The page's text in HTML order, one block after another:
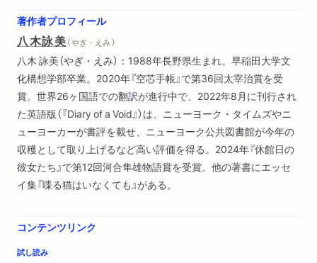
著作者プロフィール
八木詠美（ やぎ・えみ ）
八木 詠美（やぎ・えみ）：1988年長野県生まれ。早稲田大学文
化構想学部卒業。2020年『空芯手帳』で第36回太宰治賞を受
賞。世界26ヶ国語での翻訳が進行中で、2022年8月に刊行され
た英語版（『Diary of a Void』）は、ニューヨーク・タイムズやニ
ューヨーカーが書評を載せ、ニューヨーク公共図書館が今年の
収穫として取り上げるなど高い評価を得る。2024年『休館日の
彼女たち』で第12回河合隼雄物語賞を受賞。他の著書にエッセ
イ集『喋る猫はいなくても』がある。
コンテンツリンク
試し読み